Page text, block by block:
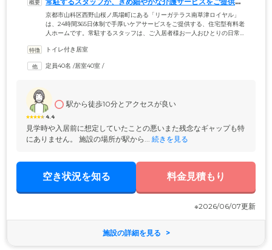
たします
京都市山科区西野山桜ノ馬場町にある「リーガテラス南草津ロイヤル」
は、24時間365日体制で手厚いケアサービスをご提供する、住宅型有料老
人ホームです。常駐するスタッフは、ご入居者様お一人おひとりの日常
って「切れ目の安心」をご提供しています。ご入居者様の生活の拠点と
速にご対応できる環境を整備しておりますので、持病のある方や体調面
トイレ付き居室
定員40名 /居室40室 /
4.4
駅から徒歩10分とアクセスが良い
見学時や入居前に想定していたことの悪いまた残念なギャップも特
にありません。 施設の場所が駅から... 続きを見る
空き状況を知る 料金見積もり
※2026/06/07更新
施設の詳細を見る